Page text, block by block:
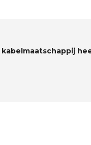
kabelmaatschappij